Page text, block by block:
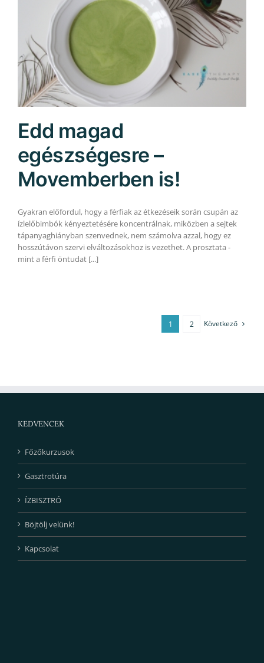
Edd magad
egészségesre –
Movemberben is!
Gyakran előfordul, hogy a férfiak az étkezéseik során csupán az
ízlelőbimbók kényeztetésére koncentrálnak, miközben a sejtek
tápanyaghiányban szenvednek, nem számolva azzal, hogy ez
hosszútávon szervi elváltozásokhoz is vezethet. A prosztata -
mint a férfi öntudat [...]
1 2 Következő
KEDVENCEK
Főzőkurzusok
Gasztrotúra
ÍZBISZTRÓ
Böjtölj velünk!
Kapcsolat